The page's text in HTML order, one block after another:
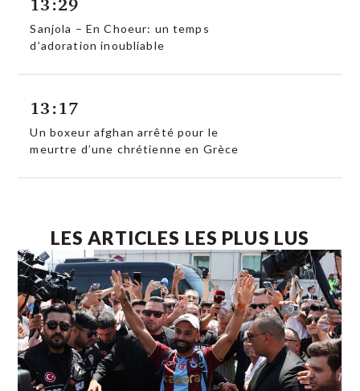
Sanjola – En Choeur: un temps
d’adoration inoubliable
13:17
Un boxeur afghan arrêté pour le
meurtre d’une chrétienne en Grèce
LES ARTICLES LES PLUS LUS